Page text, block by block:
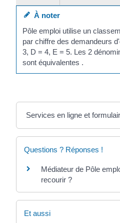
À noter
Pôle emploi utilise un
par chiffre des demandeurs
3, D = 4, E = 5. Les 2
sont équivalentes .
Services en ligne et
Questions ? Réponses !
Médiateur de Pôle
recourir ?
Et aussi